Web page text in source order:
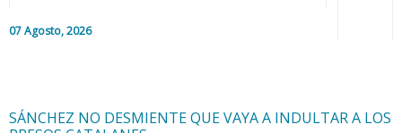
07 Agosto, 2026
SÁNCHEZ NO DESMIENTE QUE VAYA A INDULTAR A LOS